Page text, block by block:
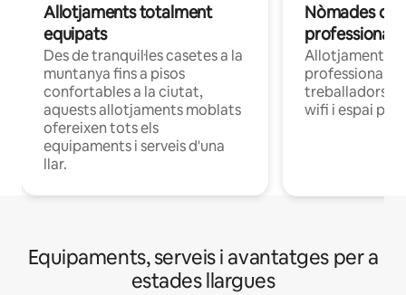
Allotjaments totalment
equipats
Des de tranquil·les casetes a la
muntanya fins a pisos
confortables a la ciutat,
aquests allotjaments moblats
ofereixen tots els
equipaments i serveis d'una
llar.
Nòmades
Allotjaments
professionals
treballadors a
wifi i espai per
Equipaments, serveis i avantatges per a
estades llargues